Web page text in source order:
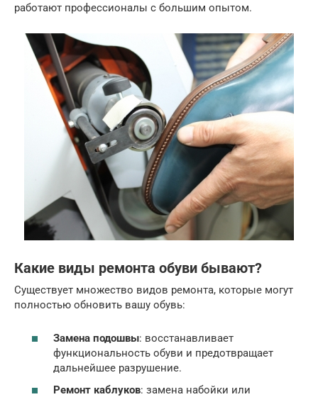
работают профессионалы с большим опытом.
Какие виды ремонта обуви бывают?
Существует множество видов ремонта, которые могут
полностью обновить вашу обувь:
Замена подошвы: восстанавливает
функциональность обуви и предотвращает
дальнейшее разрушение.
Ремонт каблуков: замена набойки или